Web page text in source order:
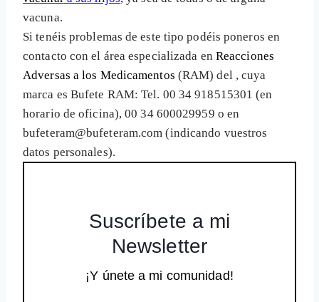
vacuna.
Si tenéis problemas de este tipo podéis poneros en
contacto con el área especializada en Reacciones
Adversas a los Medicamentos (RAM) del , cuya
marca es Bufete RAM: Tel. 00 34 918515301 (en
horario de oficina), 00 34 600029959 o en
bufeteram@bufeteram.com (indicando vuestros
datos personales).
Suscríbete a mi
Newsletter
¡Y únete a mi comunidad!